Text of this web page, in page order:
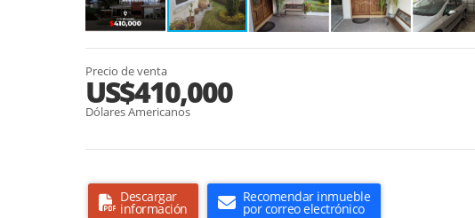
Precio de venta
US$410,000
Dólares Americanos
Descargar
información
Recomendar inmueble
por correo electrónico